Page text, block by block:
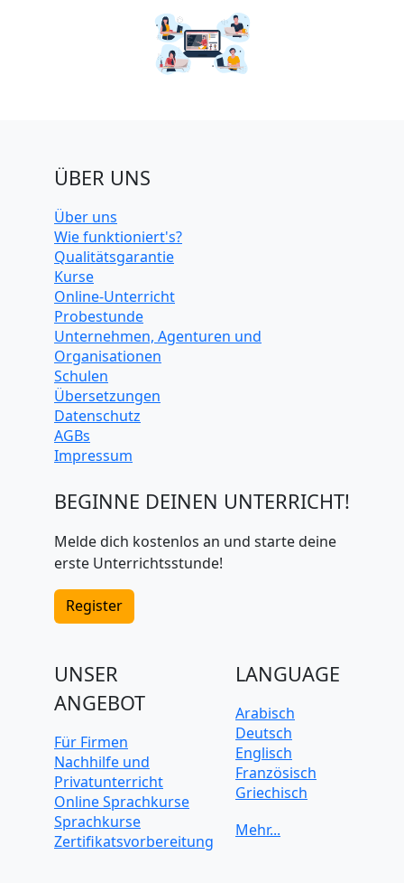
ÜBER UNS
Über uns
Wie funktioniert's?
Qualitätsgarantie
Kurse
Online-Unterricht
Probestunde
Unternehmen, Agenturen und
Organisationen
Schulen
Übersetzungen
Datenschutz
AGBs
Impressum
BEGINNE DEINEN UNTERRICHT!
Melde dich kostenlos an und starte deine
erste Unterrichtsstunde!
Register
UNSER
ANGEBOT
Für Firmen
Nachhilfe und
Privatunterricht
Online Sprachkurse
Sprachkurse
Zertifikatsvorbereitung
LANGUAGE
Arabisch
Deutsch
Englisch
Französisch
Griechisch
Japanisch